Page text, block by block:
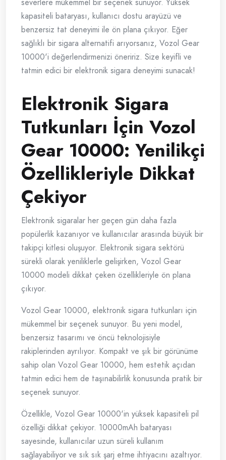
severlere mükemmel bir seçenek sunuyor. Yüksek
kapasiteli bataryası, kullanıcı dostu arayüzü ve
benzersiz tat deneyimi ile ön plana çıkıyor. Eğer
sağlıklı bir sigara alternatifi arıyorsanız, Vozol Gear
10000'i değerlendirmenizi öneririz. Size keyifli ve
tatmin edici bir elektronik sigara deneyimi sunacak!
Elektronik Sigara
Tutkunları İçin Vozol
Gear 10000: Yenilikçi
Özellikleriyle Dikkat
Çekiyor
Elektronik sigaralar her geçen gün daha fazla
popülerlik kazanıyor ve kullanıcılar arasında büyük bir
takipçi kitlesi oluşuyor. Elektronik sigara sektörü
sürekli olarak yeniliklerle gelişirken, Vozol Gear
10000 modeli dikkat çeken özellikleriyle ön plana
çıkıyor.
Vozol Gear 10000, elektronik sigara tutkunları için
mükemmel bir seçenek sunuyor. Bu yeni model,
benzersiz tasarımı ve öncü teknolojisiyle
rakiplerinden ayrılıyor. Kompakt ve şık bir görünüme
sahip olan Vozol Gear 10000, hem estetik açıdan
tatmin edici hem de taşınabilirlik konusunda pratik bir
seçenek sunuyor.
Özellikle, Vozol Gear 10000'in yüksek kapasiteli pil
özelliği dikkat çekiyor. 10000mAh bataryası
sayesinde, kullanıcılar uzun süreli kullanım
sağlayabiliyor ve sık sık şarj etme ihtiyacını azaltıyor.